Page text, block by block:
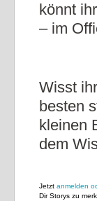
könnt
– im
Wisst
besten
kleinen
dem
Jetzt anmelden
Dir Storys zu